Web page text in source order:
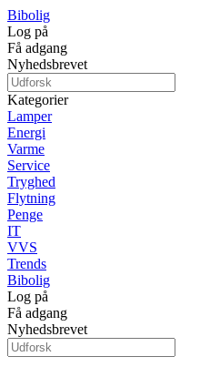
Bibolig
Log på
Få adgang
Nyhedsbrevet
Kategorier
Lamper
Energi
Varme
Service
Tryghed
Flytning
Penge
IT
VVS
Trends
Bibolig
Log på
Få adgang
Nyhedsbrevet